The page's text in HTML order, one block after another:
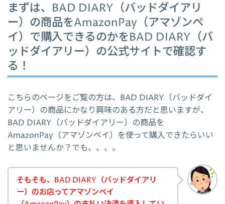
まずは、BAD DIARY（バッドダイアリ
ー）の商品をAmazonPay（アマゾンペ
イ）で購入できるのかをBAD DIARY（バ
ッドダイアリー）の公式サイトで確認す
る！
こちらのページをご覧の方は、BAD DIARY（バッドダイ
アリー）の商品にかなり興味のある方だと思いますが、
BAD DIARY（バッドダイアリー）の商品を
AmazonPay（アマゾンペイ）を使って購入できたらいい
と思いませんか？でも、、、。
そもそも、BAD DIARY（バッドダイアリ
ー）のお店ってアマゾンペイ